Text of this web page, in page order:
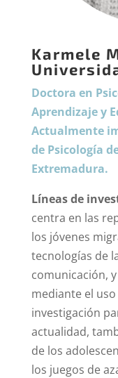
Karmele
Doctora en
Aprendizaje y
Actualmente
de Psicología
Extremadura.
Líneas de
centra en las
los jóvenes
tecnologías de
comunicación,
mediante el
investigación
actualidad,
de los
los juegos de